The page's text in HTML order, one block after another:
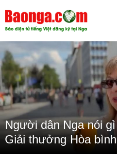
Người dân Nga nói
Giải thưởng Hòa